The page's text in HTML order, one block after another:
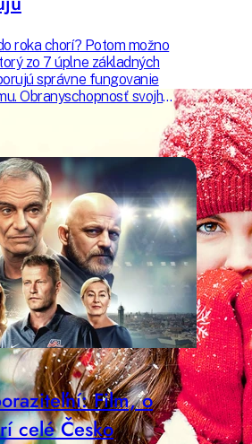
roka chorí? Potom možno
zo 7 úplne základných
správne fungovanie
Obranyschopnosť svojho
príjemne a
Film, o
celé Česko